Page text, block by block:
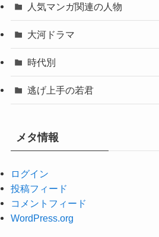
人気マンガ関連の人物
大河ドラマ
時代別
逃げ上手の若君
メタ情報
ログイン
投稿フィード
コメントフィード
WordPress.org